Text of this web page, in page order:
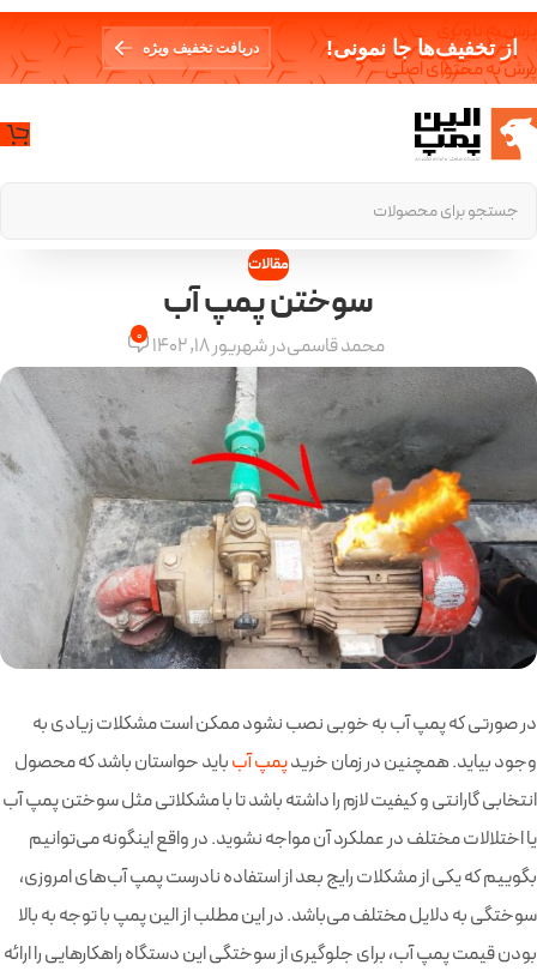
پرش به ناوبری
پرش به محتوای اصلی
از تخفیف‌ها جا نمونی! دریافت تخفیف ویژه
مقالات
سوختن پمپ آب
محمد قاسمیدر شهریور 18, 1402 0
در صورتی که پمپ آب به خوبی نصب نشود ممکن است مشکلات زیادی به
وجود بیاید. همچنین در زمان خریدپمپ آبباید حواستان باشد که محصول
انتخابی گارانتی و کیفیت لازم را داشته باشد تا با مشکلاتی مثل سوختن پمپ آب
یا اختلالات مختلف در عملکرد آن مواجه نشوید. در واقع اینگونه می‌توانیم
بگوییم که یکی از مشکلات رایج بعد از استفاده نادرست پمپ آب‌های امروزی،
سوختگی به دلایل مختلف می‌باشد. در این مطلب از الین پمپ با توجه به بالا
بودن قیمت پمپ آب، برای جلوگیری از سوختگی این دستگاه راهکارهایی را ارائه